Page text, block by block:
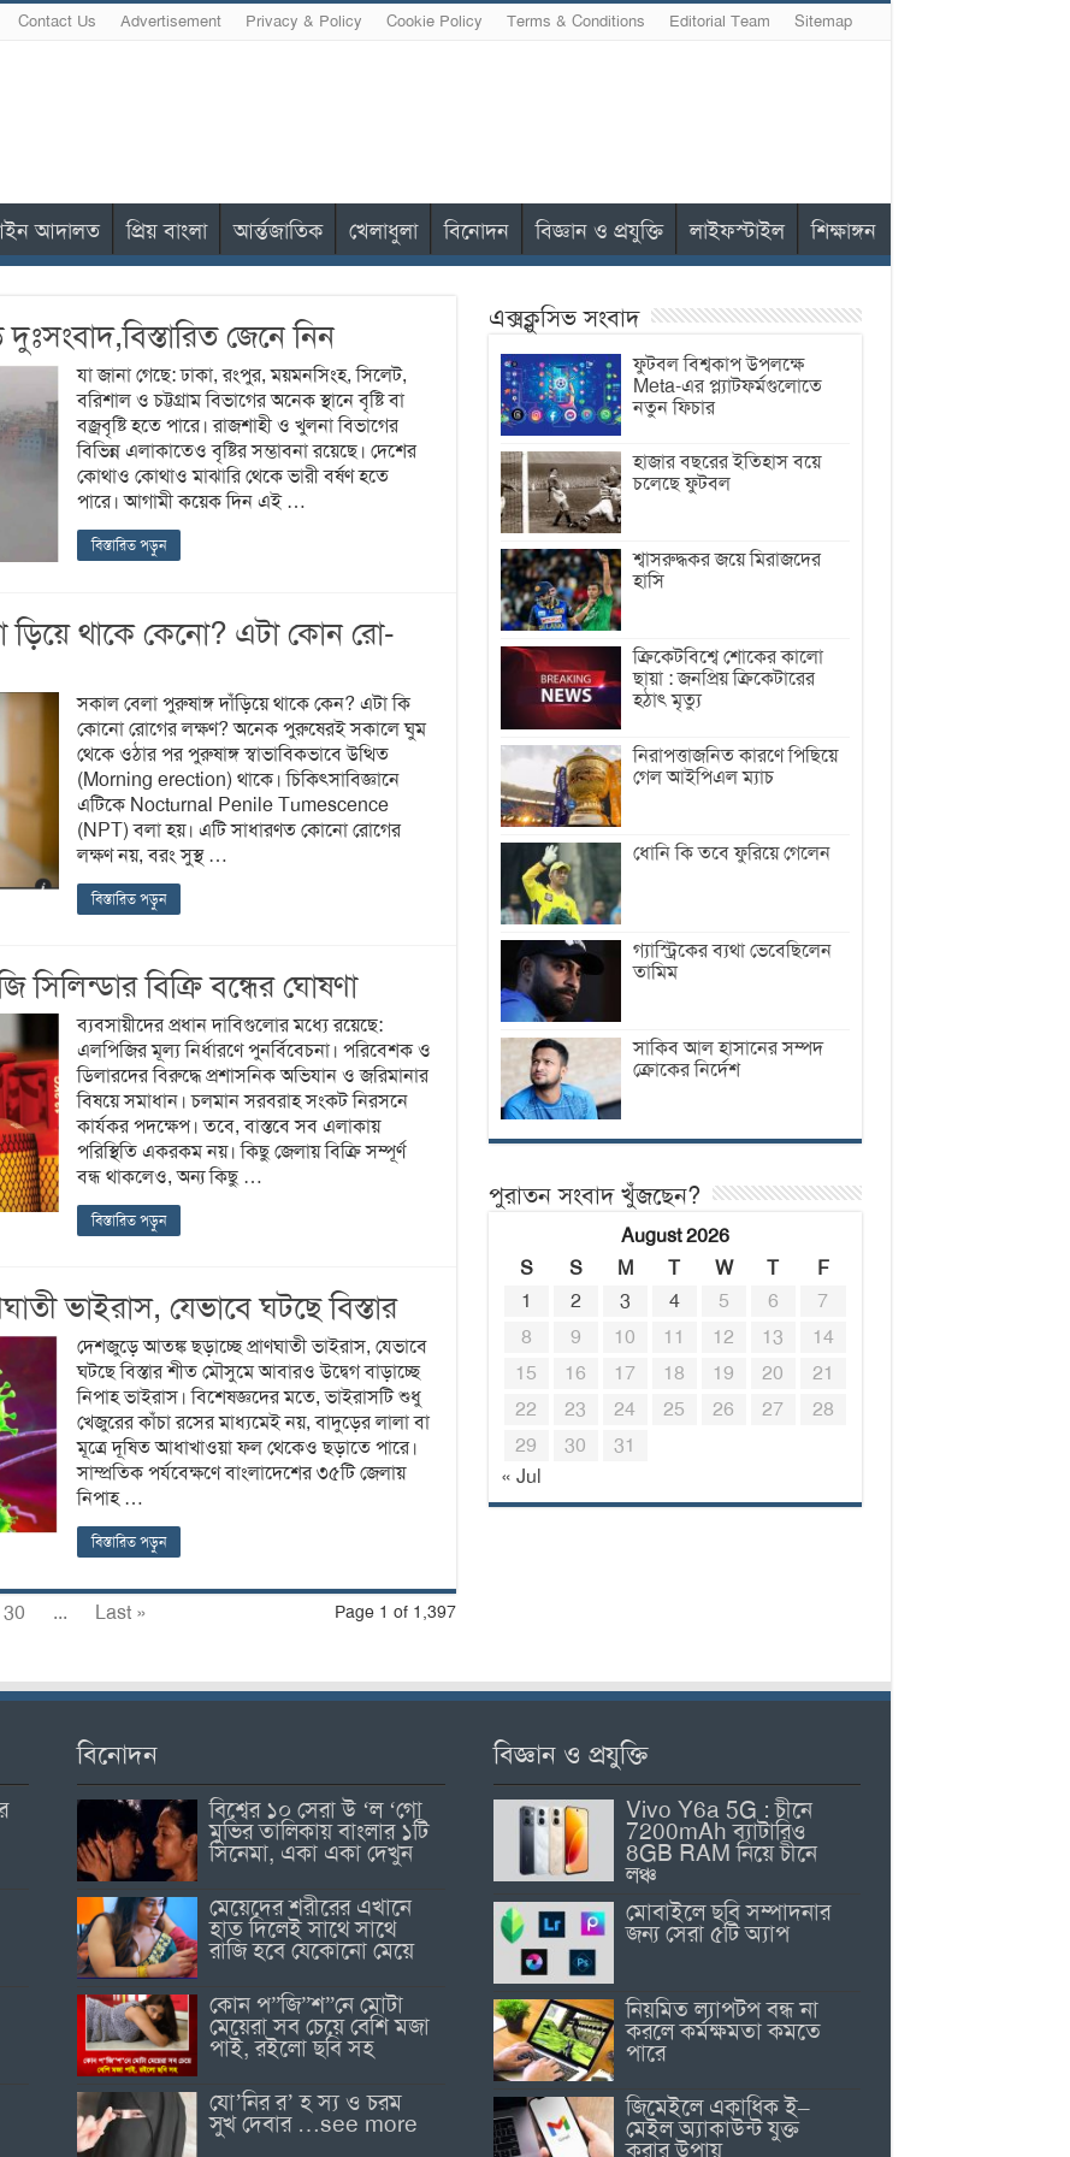
Contact Us Advertisement Privacy & Policy Cookie Policy Terms & Conditions Editorial Team Sitemap
আদালত প্রিয় বাংলা আর্ন্তজাতিক খেলাধুলা বিনোদন বিজ্ঞান ও প্রযুক্তি লাইফস্টাইল শিক্ষাঙ্গন
জেনে নিন
যা জানা গেছে: ঢাকা, রংপুর, ময়মনসিংহ, সিলেট,
বরিশাল ও চট্টগ্রাম বিভাগের অনেক স্থানে বৃষ্টি বা
বজ্রবৃষ্টি হতে পারে। রাজশাহী ও খুলনা বিভাগের
বিভিন্ন এলাকাতেও বৃষ্টির সম্ভাবনা রয়েছে। দেশের
কোথাও কোথাও মাঝারি থেকে ভারী বর্ষণ হতে
পারে। আগামী কয়েক দিন এই …
বিস্তারিত পড়ুন
থাকে কেনো? এটা কোন রো-
সকাল বেলা পুরুষাঙ্গ দাঁড়িয়ে থাকে কেন? এটা কি
কোনো রোগের লক্ষণ? অনেক পুরুষেরই সকালে ঘুম
থেকে ওঠার পর পুরুষাঙ্গ স্বাভাবিকভাবে উত্থিত
(Morning erection) থাকে। চিকিৎসাবিজ্ঞানে
এটিকে Nocturnal Penile Tumescence
(NPT) বলা হয়। এটি সাধারণত কোনো রোগের
লক্ষণ নয়, বরং সুস্থ …
বিস্তারিত পড়ুন
বিক্রি বন্ধের ঘোষণা
ব্যবসায়ীদের প্রধান দাবিগুলোর মধ্যে রয়েছে:
এলপিজির মূল্য নির্ধারণে পুনর্বিবেচনা। পরিবেশক ও
ডিলারদের বিরুদ্ধে প্রশাসনিক অভিযান ও জরিমানার
বিষয়ে সমাধান। চলমান সরবরাহ সংকট নিরসনে
কার্যকর পদক্ষেপ। তবে, বাস্তবে সব এলাকায়
পরিস্থিতি একরকম নয়। কিছু জেলায় বিক্রি সম্পূর্ণ
বন্ধ থাকলেও, অন্য কিছু …
বিস্তারিত পড়ুন
ভাইরাস, যেভাবে ঘটছে বিস্তার
দেশজুড়ে আতঙ্ক ছড়াচ্ছে প্রাণঘাতী ভাইরাস, যেভাবে
ঘটছে বিস্তার শীত মৌসুমে আবারও উদ্বেগ বাড়াচ্ছে
নিপাহ ভাইরাস। বিশেষজ্ঞদের মতে, ভাইরাসটি শুধু
খেজুরের কাঁচা রসের মাধ্যমেই নয়, বাদুড়ের লালা বা
মূত্রে দূষিত আধাখাওয়া ফল থেকেও ছড়াতে পারে।
সাম্প্রতিক পর্যবেক্ষণে বাংলাদেশের ৩৫টি জেলায়
নিপাহ …
বিস্তারিত পড়ুন
Page 1 of 1,397
30 ... Last »
এক্সক্লুসিভ সংবাদ
ফুটবল বিশ্বকাপ উপলক্ষে
Meta-এর প্ল্যাটফর্মগুলোতে
নতুন ফিচার
হাজার বছরের ইতিহাস বয়ে
চলেছে ফুটবল
শ্বাসরুদ্ধকর জয়ে মিরাজদের
হাসি
ক্রিকেটবিশ্বে শোকের কালো
ছায়া : জনপ্রিয় ক্রিকেটারের
হঠাৎ মৃত্যু
নিরাপত্তাজনিত কারণে পিছিয়ে
গেল আইপিএল ম্যাচ
ধোনি কি তবে ফুরিয়ে গেলেন
গ্যাস্ট্রিকের ব্যথা ভেবেছিলেন
তামিম
সাকিব আল হাসানের সম্পদ
ক্রোকের নির্দেশ
পুরাতন সংবাদ খুঁজছেন?
August 2026
S
S M T W T
F
1
2 3 4 5 6
7
8
9 10 11 12 13
14
15
16 17 18 19 20
21
22
23 24 25 26 27
28
29
30
31
« Jul
বিনোদন
বিশ্বের ১০ সেরা উ ‘ল ‘গো
মুভির তালিকায় বাংলার ১টি
সিনেমা, একা একা দেখুন
মেয়েদের শরীরের এখানে
হাত দিলেই সাথে সাথে
রাজি হবে যেকোনো মেয়ে
কোন প”জি”শ”নে মোটা
মেয়েরা সব চেয়ে বেশি মজা
পাই, রইলো ছবি সহ
যো’নির র’ হ স্য ও চরম
সুখ দেবার …see more
বিজ্ঞান ও প্রযুক্তি
Vivo Y6a 5G : চীনে
7200mAh ব্যাটারিও
8GB RAM নিয়ে চীনে
লঞ্চ
মোবাইলে ছবি সম্পাদনার
জন্য সেরা ৫টি অ্যাপ
নিয়মিত ল্যাপটপ বন্ধ না
করলে কর্মক্ষমতা কমতে
পারে
জিমেইলে একাধিক ই–
মেইল অ্যাকাউন্ট যুক্ত
করার উপায়